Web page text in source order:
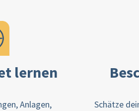
lernen
Anlagen,
Schätze